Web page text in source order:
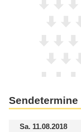
Sendetermine
Sa.11.08.2018